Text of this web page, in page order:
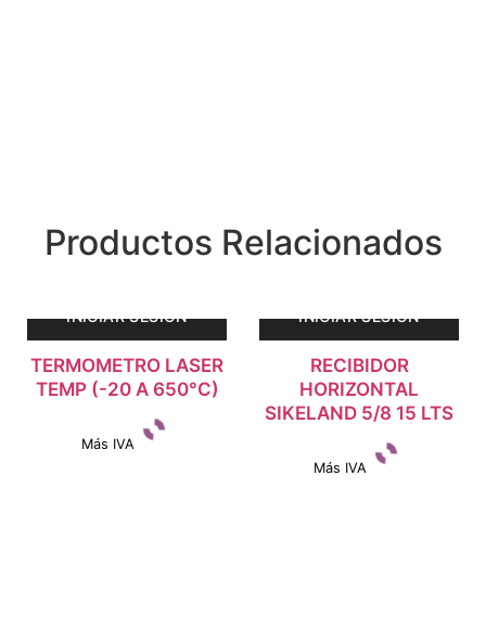
Productos Relacionados
INICIAR SESIÓN
TERMOMETRO LASER
TEMP (-20 A 650°C)
Más IVA
INICIAR SESIÓN
RECIBIDOR
HORIZONTAL
SIKELAND 5/8 15 LTS
Más IVA